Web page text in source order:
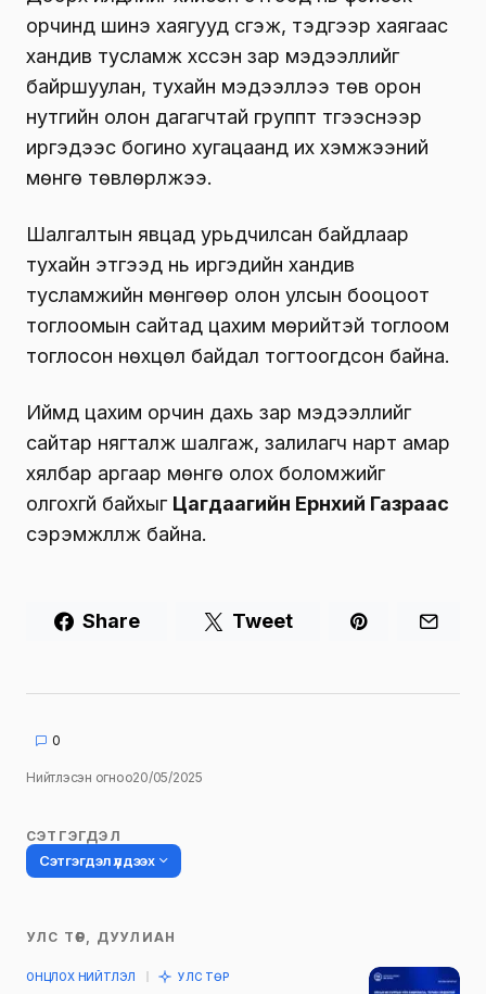
орчинд шинэ хаягууд үүсгэж, тэдгээр хаягаас
хандив тусламж хүссэн зар мэдээллийг
байршуулан, тухайн мэдээллээ төв орон
нутгийн олон дагагчтай группт түгээснээр
иргэдээс богино хугацаанд их хэмжээний
мөнгө төвлөрүүлжээ.
Шалгалтын явцад урьдчилсан байдлаар
тухайн этгээд нь иргэдийн хандив
тусламжийн мөнгөөр олон улсын бооцоот
тоглоомын сайтад цахим мөрийтэй тоглоом
тоглосон нөхцөл байдал тогтоогдсон байна.
Иймд цахим орчин дахь зар мэдээллийг
сайтар нягталж шалгаж, залилагч нарт амар
хялбар аргаар мөнгө олох боломжийг
олгохгүй байхыг Цагдаагийн Ерөнхий Газраас
сэрэмжлүүлж байна.
Share Tweet
0
Нийтлэсэн огноо20/05/2025
СЭТГЭГДЭЛ
Сэтгэгдэл үлдээх
Таны имэйл хаягийг нийтлэхгүй.
УЛС ТӨР, ДУУЛИАН
ОНЦЛОХ НИЙТЛЭЛ УЛС ТӨР